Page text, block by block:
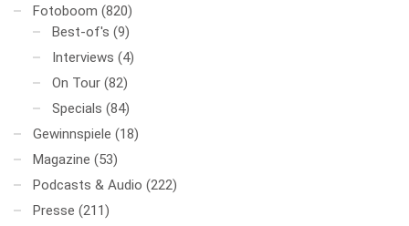
Fotoboom (820)
Best-of's (9)
Interviews (4)
On Tour (82)
Specials (84)
Gewinnspiele (18)
Magazine (53)
Podcasts & Audio (222)
Presse (211)